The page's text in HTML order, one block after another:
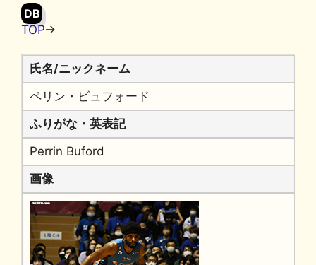
DB
TOP→
氏名/ニックネーム
ペリン・ビュフォード
ふりがな・英表記
Perrin Buford
画像